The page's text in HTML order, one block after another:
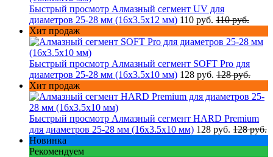
Быстрый просмотр Алмазный сегмент UV для
диаметров 25-28 мм (16х3.5х12 мм) 110 руб. 110 руб.
Хит продаж
Быстрый просмотр Алмазный сегмент SOFT Pro для
диаметров 25-28 мм (16х3.5х10 мм) 128 руб. 128 руб.
Хит продаж
Быстрый просмотр Алмазный сегмент HARD Premium
для диаметров 25-28 мм (16х3.5х10 мм) 128 руб. 128 руб.
Новинка
Рекомендуем